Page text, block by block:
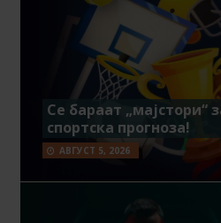
Се бараат „мајстори“
спортска прогноза!
АВГУСТ 5, 2026